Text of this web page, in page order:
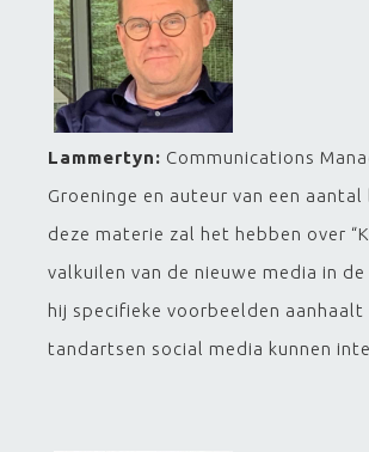
Lammertyn: Communications
Groeninge en auteur van een aantal
deze materie zal het hebben over
valkuilen van de nieuwe media in
hij specifieke voorbeelden aanhaalt
tandartsen social media kunnen